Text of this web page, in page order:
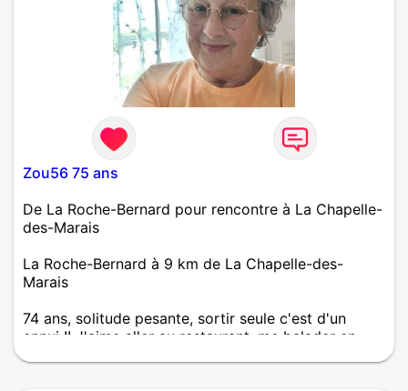
Zou56 75 ans
De La Roche-Bernard pour rencontre à La Chapelle-
des-Marais
La Roche-Bernard à 9 km de La Chapelle-des-
Marais
74 ans, solitude pesante, sortir seule c'est d'un
ennui !! J'aime aller au restaurant, me balader en